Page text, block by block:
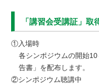
「講習会受講証」取
①入場時
各シンポジウムの開始
告書」を配布します。
②シンポジウム聴講中